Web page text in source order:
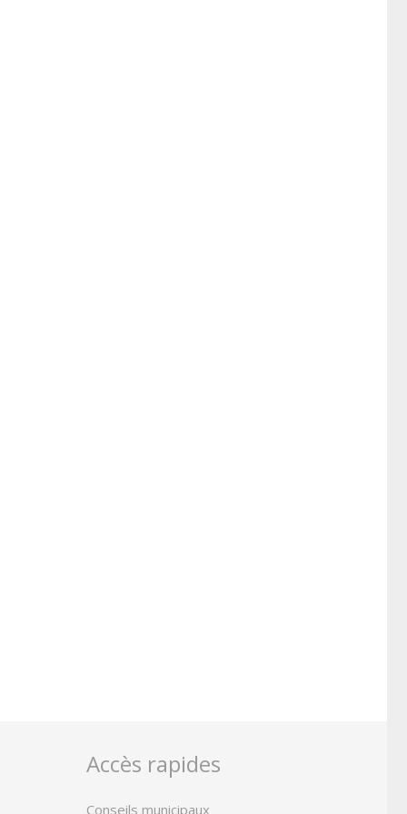
Accès rapides
Conseils municipaux